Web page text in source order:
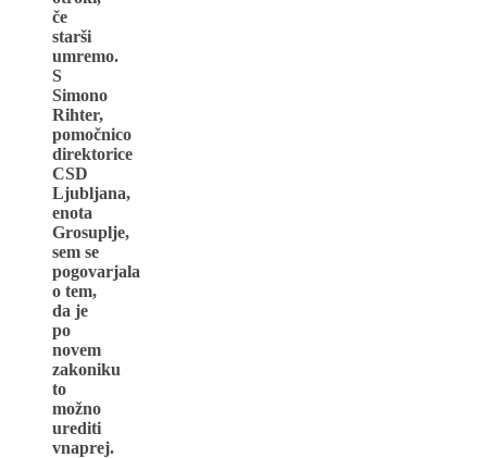
če
starši
umremo.
S
Simono
Rihter,
pomočnico
direktorice
CSD
Ljubljana,
enota
Grosuplje,
sem se
pogovarjala
o tem,
da je
po
novem
zakoniku
to
možno
urediti
vnaprej.